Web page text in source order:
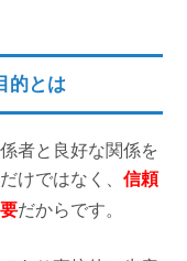
的とは
者と良好な関係を
けではなく、信頼
だからです。